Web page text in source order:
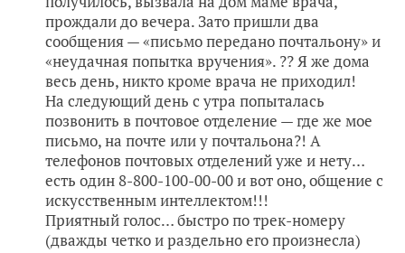
прождали до вечера. Зато пришли два
сообщения — «письмо передано почтальону» и
«неудачная попытка вручения». ?? Я же дома
весь день, никто кроме врача не приходил!
На следующий день с утра попыталась
позвонить в почтовое отделение — где же мое
письмо, на почте или у почтальона?! А
телефонов почтовых отделений уже и нету…
есть один 8-800-100-00-00 и вот оно, общение с
искусственным интеллектом!!!
Приятный голос… быстро по трек-номеру
(дважды четко и раздельно его произнесла)